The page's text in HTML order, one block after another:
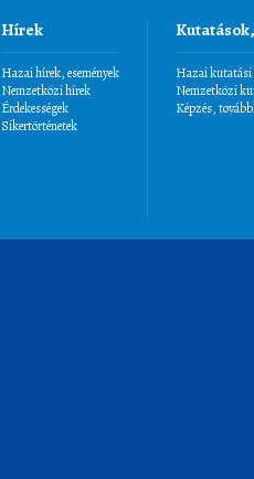
Hírek
Hazai hírek, események
Nemzetközi hírek
Érdekességek
Sikertörténetek
Hazai kutatási
Nemzetközi
Képzés,